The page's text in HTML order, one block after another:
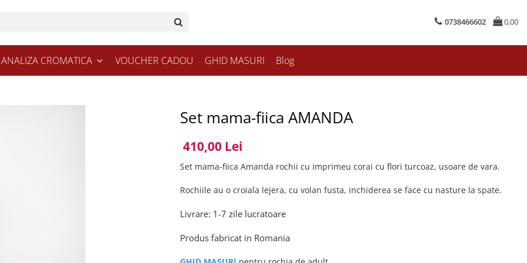
0738466602 0,00
ANALIZA CROMATICA VOUCHER CADOU GHID MASURI Blog
Set mama-fiica AMANDA
410,00 Lei
Set mama-fiica Amanda rochii cu imprimeu corai cu flori turcoaz, usoare de vara.
Rochiile au o croiala lejera, cu volan fusta, inchiderea se face cu nasture la spate.
Livrare: 1-7 zile lucratoare
Produs fabricat in Romania